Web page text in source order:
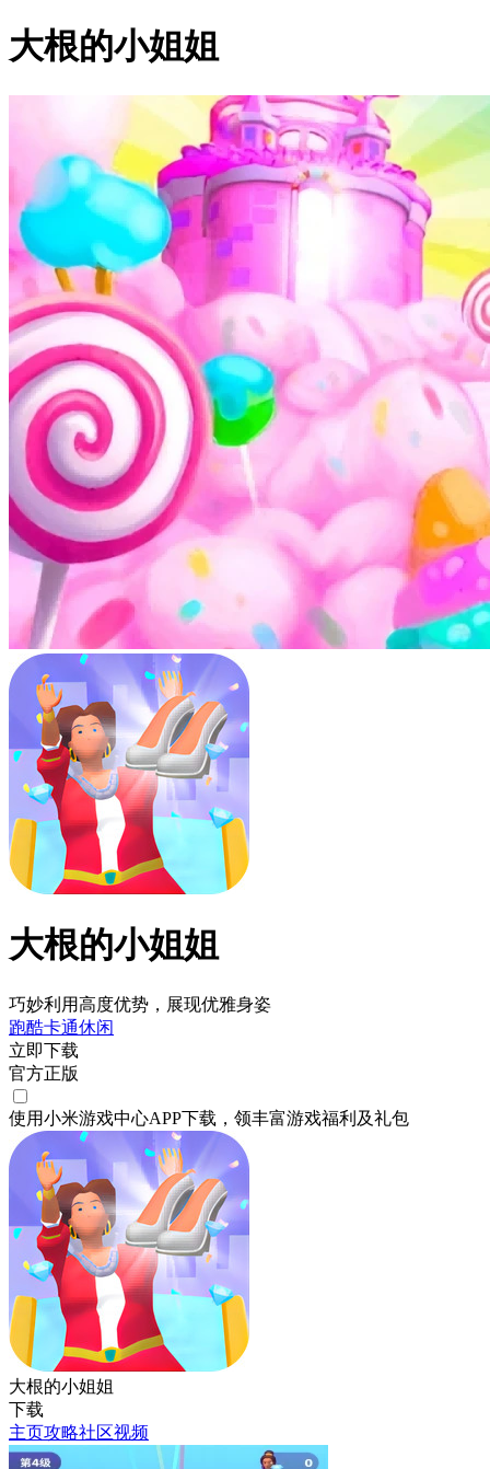
大根的小姐姐
大根的小姐姐
巧妙利用高度优势，展现优雅身姿
跑酷卡通休闲
立即下载
官方正版
使用小米游戏中心APP下载 ，领丰富游戏福利 及礼包
大根的小姐姐
下载
主页攻略社区视频